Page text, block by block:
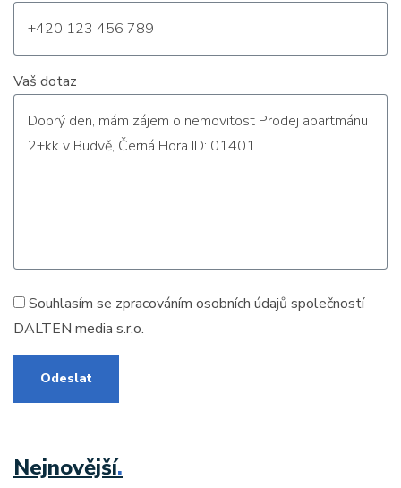
Vaš dotaz
Souhlasím se zpracováním osobních údajů společností
DALTEN media s.r.o.
Odeslat
Nejnovější.